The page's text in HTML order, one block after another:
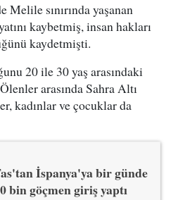
sınırında yaşanan
kaybetmiş, insan hakları
kaydetmişti.
20 ile 30 yaş arasındaki
arasında Sahra Altı
kadınlar ve çocuklar da
İspanya'ya bir günde
bin göçmen giriş yaptı